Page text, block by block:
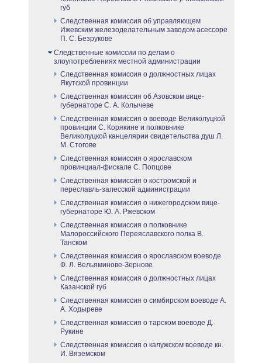
губ
Следственная комиссия об управляющем
Ижевским железоделательным заводом асессоре
П. С. Безрукове
Следственные комиссии по делам о
злоупотреблениях местной администрации
Следственная комиссия о должностных лицах
Якутской провинции
Следственная комиссия об Азовском вице-
губернаторе С. А. Колычеве
Следственная комиссия о воеводе Великолуцкой
провинции С. Корякине и полковнике
Великолуцкой канцелярии свидетельства душ Л.
М. Стогове
Следственная комиссия о ярославском
провинциал-фискале С. Попцове
Следственная комиссия о костромской и
переславль-залесской администрации
Следственная комиссия о нижегородском вице-
губернаторе Ю. А. Ржевском
Следственная комиссия о полковнике
Малороссийского Переяславского полка В.
Танском
Следственная комиссия о ярославском воеводе
Ф. Л. Вельяминове-Зернове
Следственная комиссия о должностных лицах
Казанской губ
Следственная комиссия о симбирском воеводе А.
А. Ходыреве
Следственная комиссия о тарском воеводе Д.
Рукине
Следственная комиссия о калужском воеводе кн.
И. Вяземском